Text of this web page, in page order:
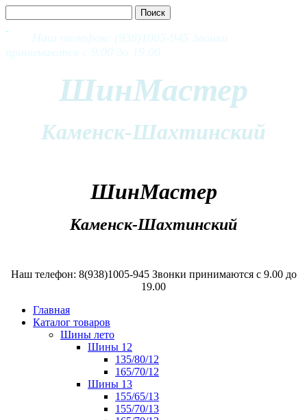
Наш телефон: (938)1005-945 Звонки
принимаются с 9.00 до 19.00
ШинМастер
Каменск-Шахтинский
ШинМастер
Каменск-Шахтинский
Наш телефон: 8(938)1005-945 Звонки принимаются с 9.00 до
19.00
Главная
Каталог товаров
Шины лето
Шины 12
135/80/12
165/70/12
Шины 13
155/65/13
155/70/13